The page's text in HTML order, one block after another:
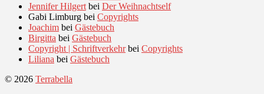
Jennifer Hilgert bei Der Weihnachtself
Gabi Limburg bei Copyrights
Joachim bei Gästebuch
Birgitta bei Gästebuch
Copyright | Schriftverkehrbei Copyrights
Liliana bei Gästebuch
© 2026 Terrabella